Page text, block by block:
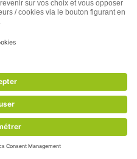
bu… attention, jamais
Mais, conseil de toubib…
Commentaires